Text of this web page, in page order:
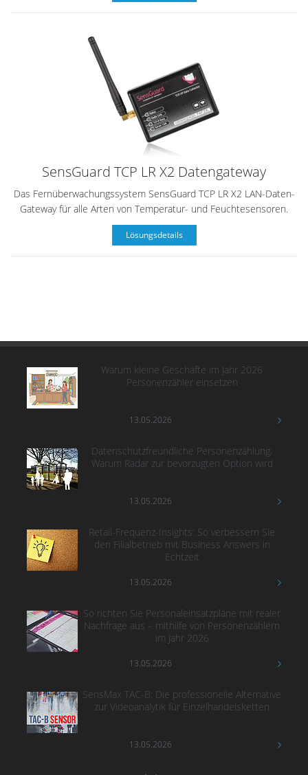
SensGuard TCP LR X2 Datengateway
Das Fernüberwachungssystem SensGuard TCP LR X2 LAN-Daten-
Gateway für alle Arten von Temperatur- und Feuchtesensoren.
Lösungsdetails
Warum kleine Geschäfte im Jahr 2026
Personenzähler einsetzen
13.05.2026
Datenschutzfreundliche Personenzählung:
Warum Radar zur bevorzugten Option wird
13.05.2026
Retail-Frequenz-Insights: So verbessern Sie
den Filialbetrieb mit Business Answers in
Echtzeit
13.05.2026
So richten Sie Personaleinsatzpläne mit realer
Nachfrage aus – mithilfe von Personenzählern
im Jahr 2026
13.05.2026
SensMax TAC-B: Die professionelle Alternative
zur Videoanalytik für Einzelhandelsketten
13.05.2026